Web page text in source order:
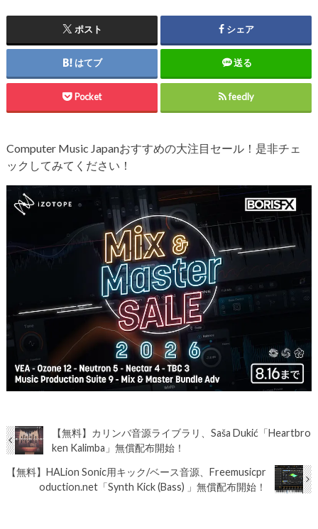
ポスト シェア
はてブ 送る
Pocket feedly
Computer Music Japanおすすめの大注目セール！是非チェ
ックしてみてください！
【無料】カリンバ音源ライブラリ、Saša Dukić「Heartbro
ken Kalimba」無償配布開始！
【無料】HALion Sonic用キック/ベース音源、Freemusicpr
oduction.net「Synth Kick (Bass) 」無償配布開始！